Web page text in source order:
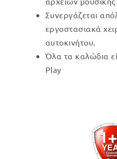
Συνεργάζεται
εργοστασιακά
αυτοκινήτου.
Όλα τα καλώδια
Play